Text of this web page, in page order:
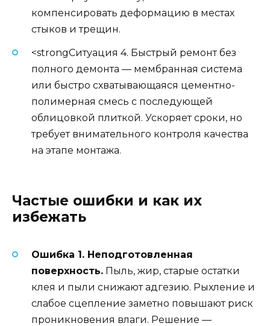
компенсировать деформацию в местах
стыков и трещин.
<strongСитуация 4. Быстрый ремонт без
полного демонта — мембранная система
или быстро схватывающаяся цементно-
полимерная смесь с последующей
облицовкой плиткой. Ускоряет сроки, но
требует внимательного контроля качества
на этапе монтажа.
Частые ошибки и как их
избежать
Ошибка 1. Неподготовленная
поверхность. Пыль, жир, старые остатки
клея и пыли снижают адгезию. Рыхление и
слабое сцепление заметно повышают риск
проникновения влаги. Решение —